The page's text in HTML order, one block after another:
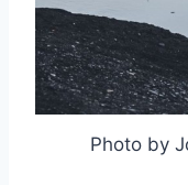
Photo by